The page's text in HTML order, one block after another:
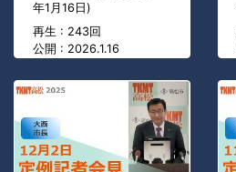
年1月16日)
再生 : 243回
公開 : 2026.1.16